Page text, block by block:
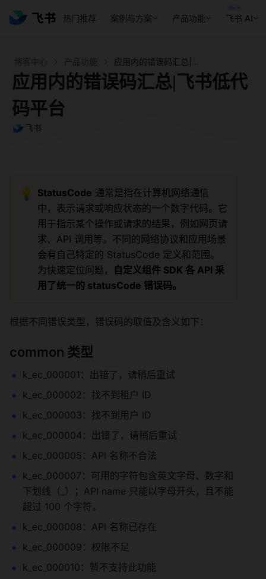
热门推荐 案例与方案 产品功能 飞书 AI
应用内的错误码汇总|飞书低代
码平台
飞书
💡 StatusCode 通常是指在计算机网络通信
中，表示请求或响应状态的一个数字代码。它
用于指示某个操作或请求的结果，例如网页请
求、API 调用等。不同的网络协议和应用场景
会有自己特定的 StatusCode 定义和范围。
为快速定位问题，
自定义组件 SDK 各 API 采
用了统一的 statusCode 错误码。
根据不同错误类型，错误码的取值及含义如下：
common 类型
k_ec_000001：出错了，请稍后重试
k_ec_000002：找不到租户 ID
k_ec_000003：找不到用户 ID
k_ec_000004：出错了，请稍后重试
k_ec_000005：API 名称不合法
k_ec_000007：可用的字符包含英文字母、数字和
下划线（_）；API name 只能以字母开头，且不能
超过 100 个字符。
k_ec_000008：API 名称已存在
k_ec_000009：权限不足
k_ec_000010：暂不支持此功能